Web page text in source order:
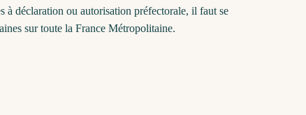
à déclaration ou autorisation préfectorale, il faut se
sur toute la France Métropolitaine.